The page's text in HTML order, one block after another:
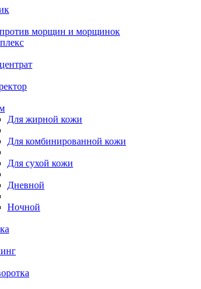
против морщин и морщинок
Для жирной кожи
Для комбинированной кожи
Для сухой кожи
Дневной
Ночной